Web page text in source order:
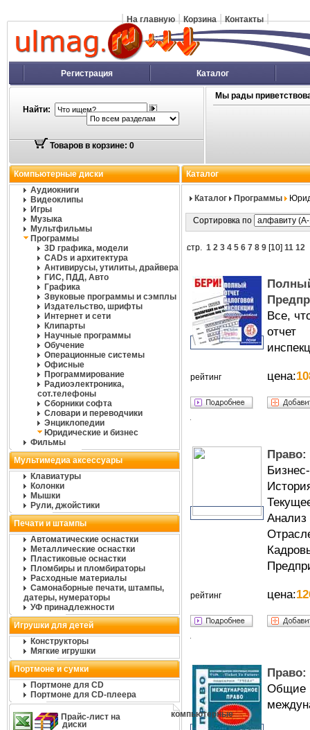
|На главную|Корзина|Контакты|
Регистрация Каталог
Найти:
Товаров в корзине: 0
Мы рады
Компьютерные диски
Аудиокниги
Видеоклипы
Игры
Музыка
Мультфильмы
Программы
3D графика, модели
CADs и архитектура
Антивирусы, утилиты, драйвера
ГИС, ПДД, Авто
Графика
Звуковые программы и сэмплы
Издательство, шрифты
Интернет и сети
Клипарты
Научные программы
Обучение
Операционные системы
Офисные
Программирование
Радиоэлектроника,
сот.телефоны
Сборники софта
Словари и переводчики
Энциклопедии
Юридические и бизнес
Фильмы
Мультимедиа аксессуары
Клавиатуры
Колонки
Мышки
Рули, джойстики
Печати и штампы
Автоматические оснастки
Металлические оснастки
Пластиковые оснастки
Пломбиры и пломбираторы
Расходные материалы
Самонаборные печати, штампы,
датеры, нумераторы
УФ принадлежности
Игрушки для детей
Конструкторы
Мягкие игрушки
Портмоне и сумки
Портмоне для CD
Портмоне для CD-плеера
Прайс-лист на
компьютерные
диски
Каталог
Каталог Программы
Сортировка по
стр. 1 2 3 4 5 6 7 8 9 [10] 11 12
Все,
рейтинг цена:
Право:
Анализ
рейтинг цена:
Право: